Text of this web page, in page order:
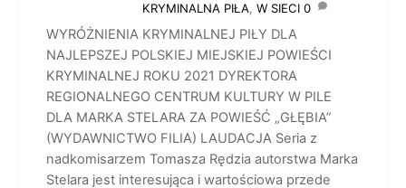
KRYMINALNA PIŁA, W SIECI 0
WYRÓŻNIENIA KRYMINALNEJ PIŁY DLA
NAJLEPSZEJ POLSKIEJ MIEJSKIEJ POWIEŚCI
KRYMINALNEJ ROKU 2021 DYREKTORA
REGIONALNEGO CENTRUM KULTURY W PILE
DLA MARKA STELARA ZA POWIEŚĆ „GŁĘBIA”
(WYDAWNICTWO FILIA) LAUDACJA Seria z
nadkomisarzem Tomasza Rędzia autorstwa Marka
Stelara jest interesująca i wartościowa przede